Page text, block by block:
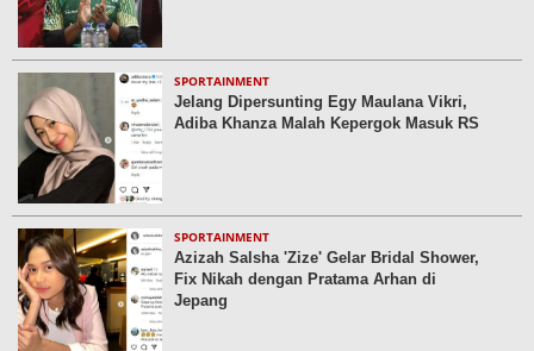
SPORTAINMENT
Jelang Dipersunting Egy Maulana Vikri,
Adiba Khanza Malah Kepergok Masuk RS
SPORTAINMENT
Azizah Salsha 'Zize' Gelar Bridal Shower,
Fix Nikah dengan Pratama Arhan di
Jepang